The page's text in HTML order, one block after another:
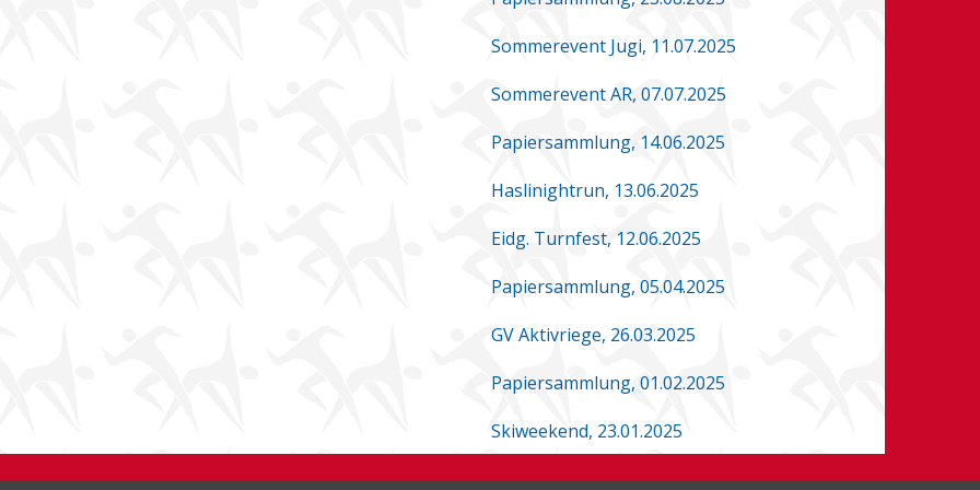
Sommerevent Jugi, 11.07.2025
Sommerevent AR, 07.07.2025
Papiersammlung, 14.06.2025
Haslinightrun, 13.06.2025
Eidg. Turnfest, 12.06.2025
Papiersammlung, 05.04.2025
GV Aktivriege, 26.03.2025
Papiersammlung, 01.02.2025
Skiweekend, 23.01.2025